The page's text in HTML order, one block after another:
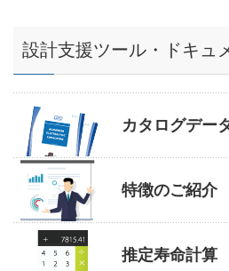
設計支援ツール・ドキュ
カタログデー
特徴のご紹介
推定寿命計算